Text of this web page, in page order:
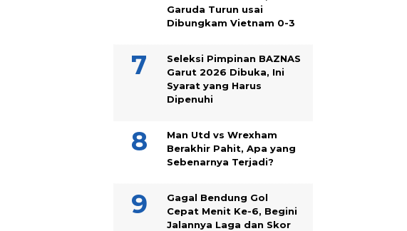
Garuda Turun usai
Dibungkam Vietnam 0-3
Seleksi Pimpinan BAZNAS
Garut 2026 Dibuka, Ini
Syarat yang Harus
Dipenuhi
Man Utd vs Wrexham
Berakhir Pahit, Apa yang
Sebenarnya Terjadi?
Gagal Bendung Gol
Cepat Menit Ke-6, Begini
Jalannya Laga dan Skor